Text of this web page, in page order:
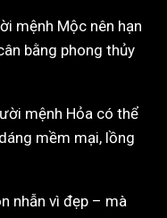
mệnh Mộc nên hạn
bằng phong thủy
mệnh Hỏa có thể
mềm mại, lồng
nhẫn vì đẹp – mà